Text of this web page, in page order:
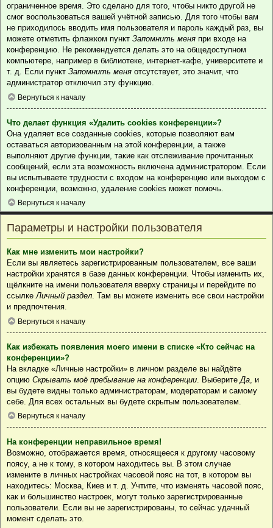
ограниченное время. Это сделано для того, чтобы никто другой не
смог воспользоваться вашей учётной записью. Для того чтобы вам
не приходилось вводить имя пользователя и пароль каждый раз, вы
можете отметить флажком пункт Запомнить меня при входе на
конференцию. Не рекомендуется делать это на общедоступном
компьютере, например в библиотеке, интернет-кафе, университете и
т. д. Если пункт Запомнить меня отсутствует, это значит, что
администратор отключил эту функцию.
Вернуться к началу
Что делает функция «Удалить cookies конференции»?
Она удаляет все созданные cookies, которые позволяют вам
оставаться авторизованным на этой конференции, а также
выполняют другие функции, такие как отслеживание прочитанных
сообщений, если эта возможность включена администратором. Если
вы испытываете трудности с входом на конференцию или выходом с
конференции, возможно, удаление cookies может помочь.
Вернуться к началу
Параметры и настройки пользователя
Как мне изменить мои настройки?
Если вы являетесь зарегистрированным пользователем, все ваши
настройки хранятся в базе данных конференции. Чтобы изменить их,
щёлкните на имени пользователя вверху страницы и перейдите по
ссылкеЛичный раздел. Там вы можете изменить все свои настройки
и предпочтения.
Вернуться к началу
Как избежать появления моего имени в списке «Кто сейчас на
конференции»?
На вкладке «Личные настройки» в личном разделе вы найдёте
опцию Скрывать моё пребывание на конференции . Выберите Да , и
вы будете видны только администраторам, модераторам и самому
себе. Для всех остальных вы будете скрытым пользователем.
Вернуться к началу
На конференции неправильное время!
Возможно, отображается время, относящееся к другому часовому
поясу, а не к тому, в котором находитесь вы. В этом случае
измените в личных настройках часовой пояс на тот, в котором вы
находитесь: Москва, Киев и т. д. Учтите, что изменять часовой пояс,
как и большинство настроек, могут только зарегистрированные
пользователи. Если вы не зарегистрированы, то сейчас удачный
момент сделать это.